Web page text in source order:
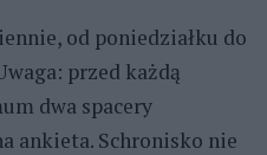
od poniedziałku do
przed każdą
dwa spacery
ankieta. Schronisko nie